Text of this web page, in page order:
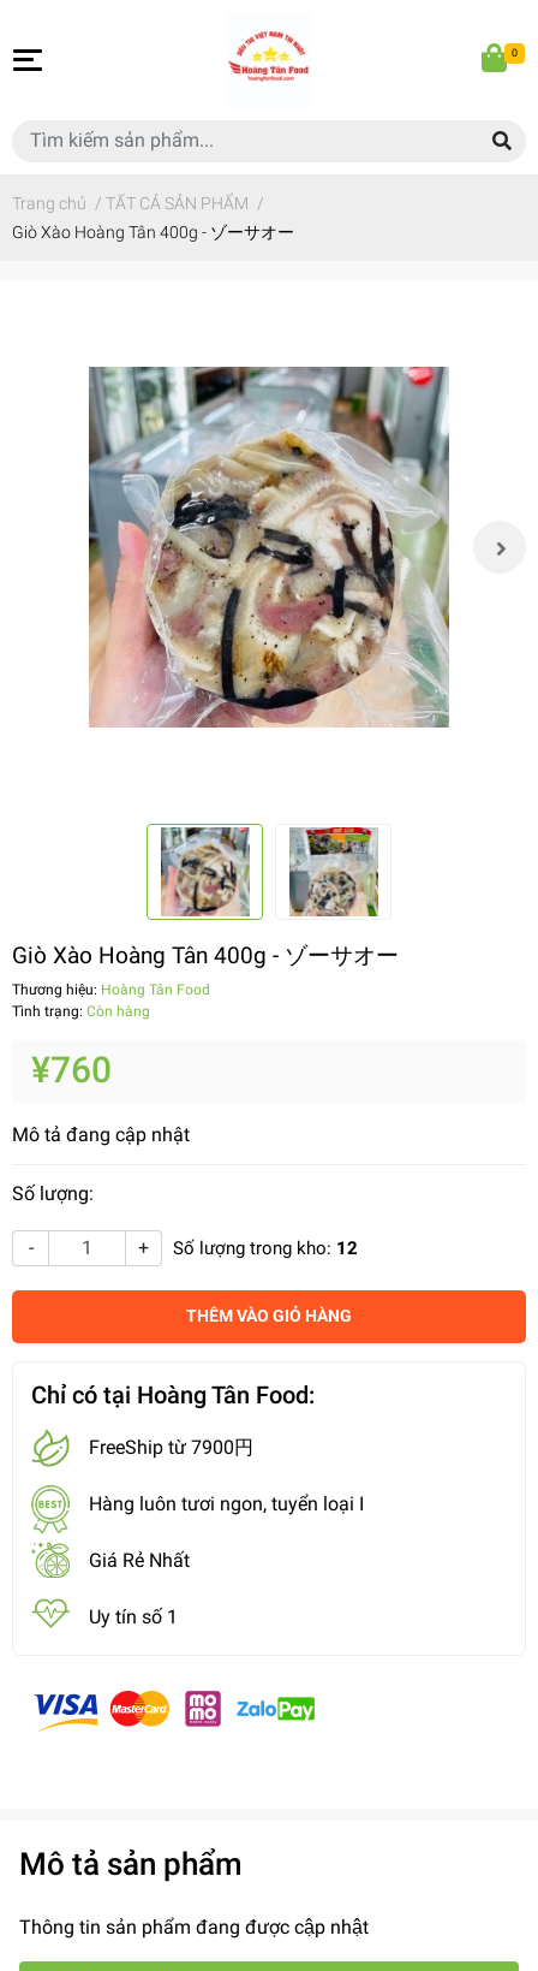
0
Trang chủ / TẤT CẢ SẢN PHẨM /
Giò Xào Hoàng Tân 400g - ゾーサオー
Giò Xào Hoàng Tân 400g - ゾーサオー
Thương hiệu: Hoàng Tân Food
Tình trạng: Còn hàng
¥760
Mô tả đang cập nhật
Số lượng:
- + Số lượng trong kho: 12
THÊM VÀO GIỎ HÀNG
Chỉ có tại Hoàng Tân Food:
FreeShip từ 7900円
Hàng luôn tươi ngon, tuyển loại I
Giá Rẻ Nhất
Uy tín số 1
Mô tả sản phẩm
Thông tin sản phẩm đang được cập nhật